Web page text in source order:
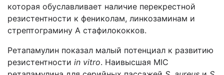
которая обуславливает наличие перекрестной
резистентности к фениколам, линкозаминам и
стрептограмину A стафилококков.
Ретапамулин показал малый потенциал к развитию
резистентности in vitro. Наивысшая MIC